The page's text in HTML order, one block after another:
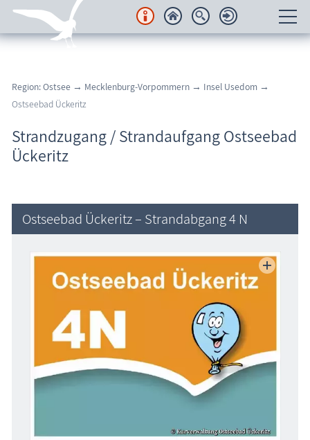
Regionales
Urlaubsorte
Karten
Wissenswertes
Veranstaltungen
Region: Ostsee → Mecklenburg-Vorpommern → Insel Usedom →
Ostseebad Ückeritz
Strandzugang / Strandaufgang Ostseebad
Ückeritz
Ostseebad Ückeritz – Strandabgang 4 N